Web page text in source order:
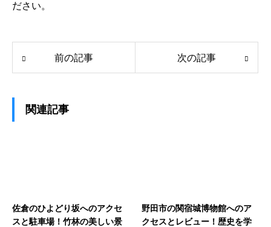
ださい。
前の記事 次の記事
関連記事
佐倉のひよどり坂へのアクセ
スと駐車場！竹林の美しい景
野田市の関宿城博物館へのア
クセスとレビュー！歴史を学